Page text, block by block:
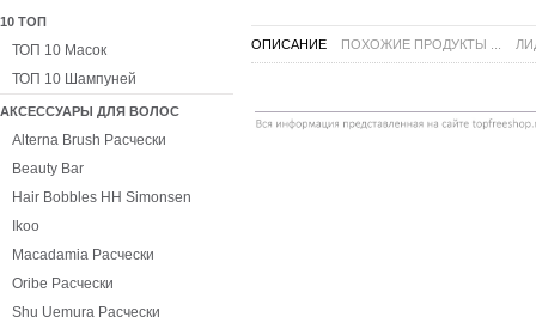
ОПИСАНИЕ ПОХОЖИЕ ПРОДУКТЫ ...
10 ТОП
ТОП 10 Масок
ТОП 10 Шампуней
АКСЕССУАРЫ ДЛЯ ВОЛОС
Alterna Brush Расчески
Beauty Bar
Hair Bobbles HH Simonsen
Ikoo
Macadamia Расчески
Oribe Расчески
Shu Uemura Расчески